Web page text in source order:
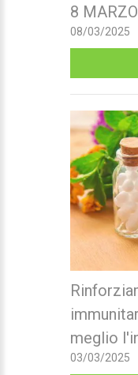
8 MARZO
08/03/2025
meglio
03/03/2025